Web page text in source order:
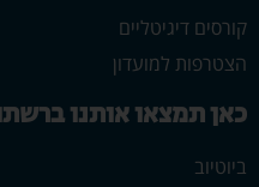
קורסים דיגיטליים
הצטרפות למועדון
כאן תמצאו אותנו
ביוטיוב